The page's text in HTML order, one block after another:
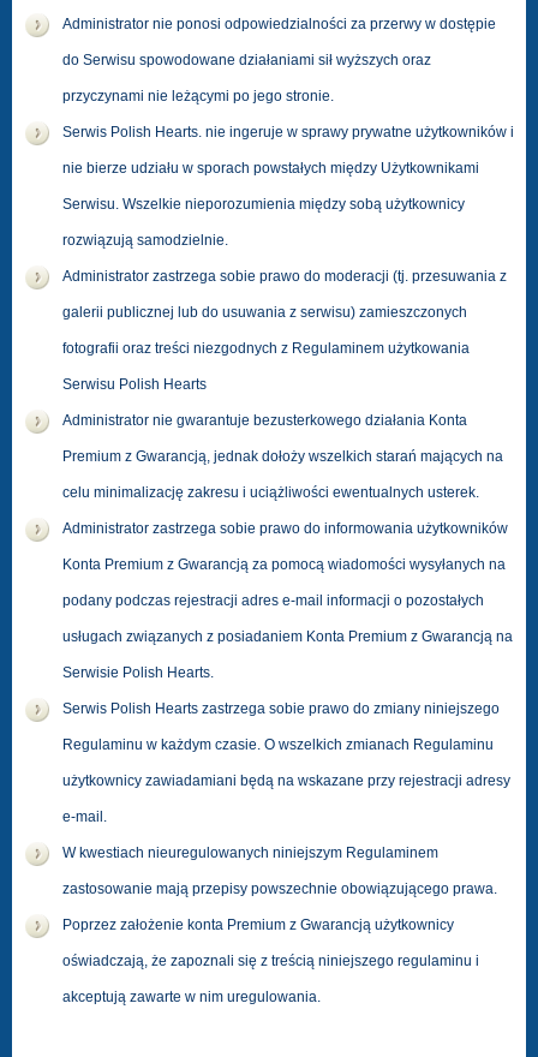
Administrator nie ponosi odpowiedzialności za przerwy w dostępie
do Serwisu spowodowane działaniami sił wyższych oraz
przyczynami nie leżącymi po jego stronie.
Serwis Polish Hearts. nie ingeruje w sprawy prywatne użytkowników i
nie bierze udziału w sporach powstałych między Użytkownikami
Serwisu. Wszelkie nieporozumienia między sobą użytkownicy
rozwiązują samodzielnie.
Administrator zastrzega sobie prawo do moderacji (tj. przesuwania z
galerii publicznej lub do usuwania z serwisu) zamieszczonych
fotografii oraz treści niezgodnych z Regulaminem użytkowania
Serwisu Polish Hearts
Administrator nie gwarantuje bezusterkowego działania Konta
Premium z Gwarancją, jednak dołoży wszelkich starań mających na
celu minimalizację zakresu i uciążliwości ewentualnych usterek.
Administrator zastrzega sobie prawo do informowania użytkowników
Konta Premium z Gwarancją za pomocą wiadomości wysyłanych na
podany podczas rejestracji adres e-mail informacji o pozostałych
usługach związanych z posiadaniem Konta Premium z Gwarancją na
Serwisie Polish Hearts.
Serwis Polish Hearts zastrzega sobie prawo do zmiany niniejszego
Regulaminu w każdym czasie. O wszelkich zmianach Regulaminu
użytkownicy zawiadamiani będą na wskazane przy rejestracji adresy
e-mail.
W kwestiach nieuregulowanych niniejszym Regulaminem
zastosowanie mają przepisy powszechnie obowiązującego prawa.
Poprzez założenie konta Premium z Gwarancją użytkownicy
oświadczają, że zapoznali się z treścią niniejszego regulaminu i
akceptują zawarte w nim uregulowania.